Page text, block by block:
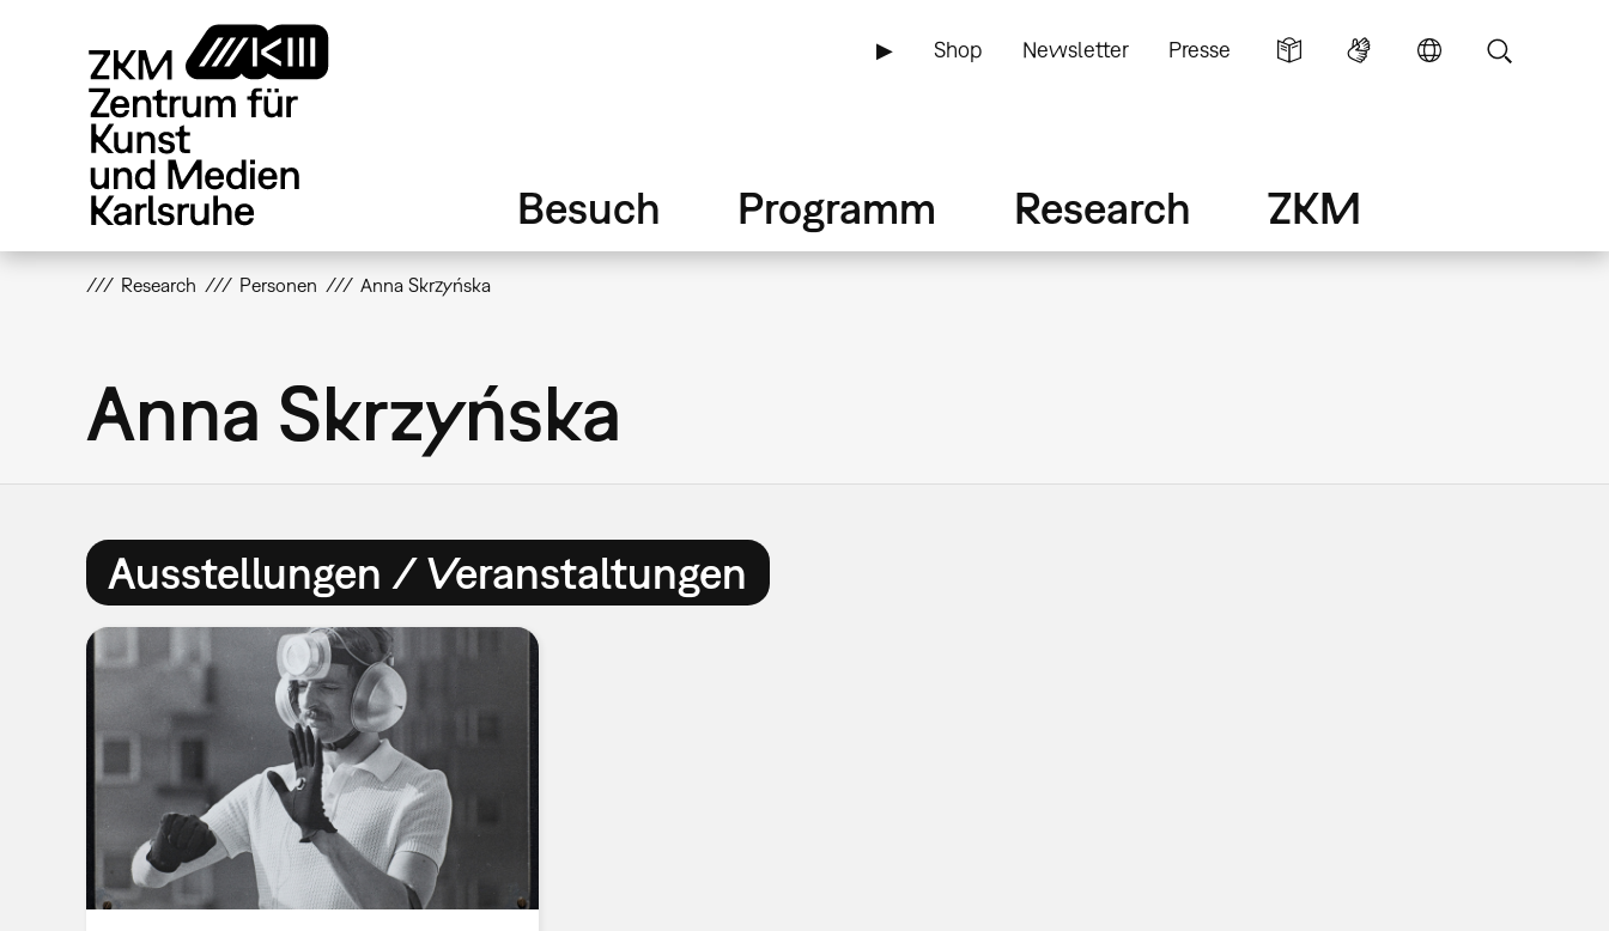
▶ Shop Newsletter Presse
Besuch Programm Research ZKM
Research Personen Anna Skrzyńska
Anna Skrzyńska
Ausstellungen / Veranstaltungen